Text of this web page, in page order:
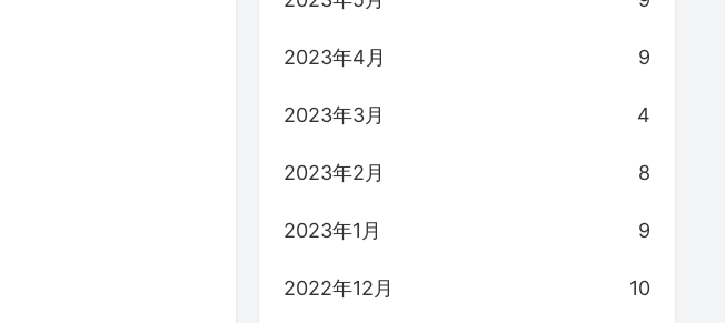
2023年4月 9
2023年3月 4
2023年2月 8
2023年1月 9
2022年12月 10